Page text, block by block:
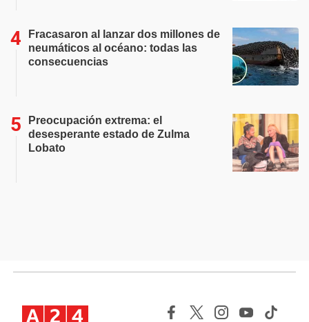
Fracasaron al lanzar dos millones de
neumáticos al océano: todas las
consecuencias
Preocupación extrema: el
desesperante estado de Zulma
Lobato